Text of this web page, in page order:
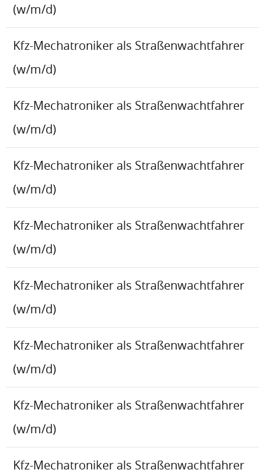
(w/m/d)
Kfz-Mechatroniker als Straßenwachtfahrer
(w/m/d)
Kfz-Mechatroniker als Straßenwachtfahrer
(w/m/d)
Kfz-Mechatroniker als Straßenwachtfahrer
(w/m/d)
Kfz-Mechatroniker als Straßenwachtfahrer
(w/m/d)
Kfz-Mechatroniker als Straßenwachtfahrer
(w/m/d)
Kfz-Mechatroniker als Straßenwachtfahrer
(w/m/d)
Kfz-Mechatroniker als Straßenwachtfahrer
(w/m/d)
Kfz-Mechatroniker als Straßenwachtfahrer